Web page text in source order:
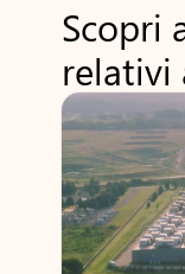
Scopri
relativi